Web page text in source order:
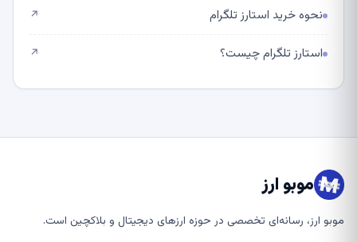
نحوه خرید استارز تلگرام ↗
استارز تلگرام چیست؟ ↗
موبو ارز
موبو ارز، رسانه‌ای تخصصی در حوزه ارزهای دیجیتال و بلاکچین است.